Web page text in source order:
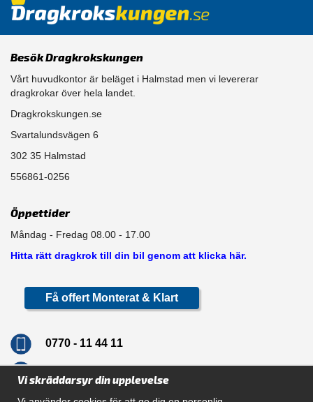
Besök Dragkrokskungen
Vårt huvudkontor är beläget i Halmstad men vi levererar
dragkrokar över hela landet.
Dragkrokskungen.se
Svartalundsvägen 6
302 35 Halmstad
556861-0256
Öppettider
Måndag - Fredag 08.00 - 17.00
Hitta rätt dragkrok till din bil genom att klicka här.
Få offert Monterat & Klart
0770 - 11 44 11
Vi skräddarsyr din upplevelse